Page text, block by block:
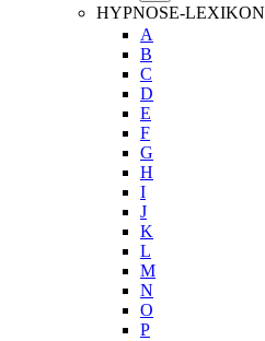
HYPNOSE-LEXIKON
A
B
C
D
E
F
G
H
I
J
K
L
M
N
O
P